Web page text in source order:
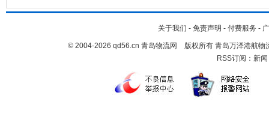
关于我们 - 免责声明 - 付费服务 -
© 2004-2026 qd56.cn 青岛物流网 版权所有 青岛万泽港航物
RSS订阅： 新闻